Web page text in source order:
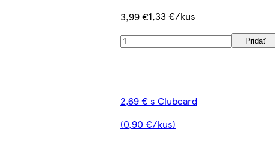
3,99 €1,33 €/kus
Pridať
2,69 € s Clubcard
(0,90 €/kus)